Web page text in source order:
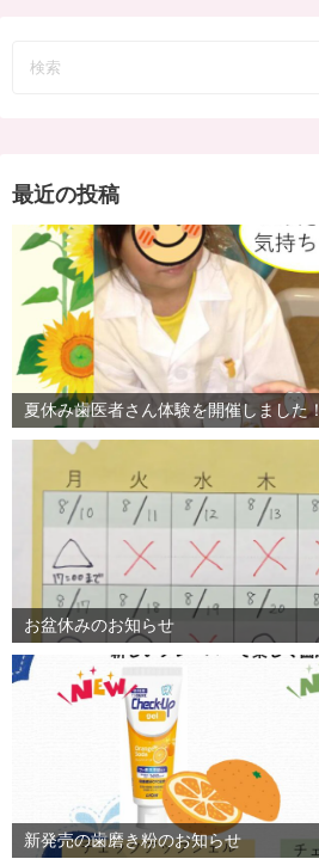
最近の投稿
夏休み歯医者さん体験を開催しました！
お盆休みのお知らせ
新発売の歯磨き粉のお知らせ